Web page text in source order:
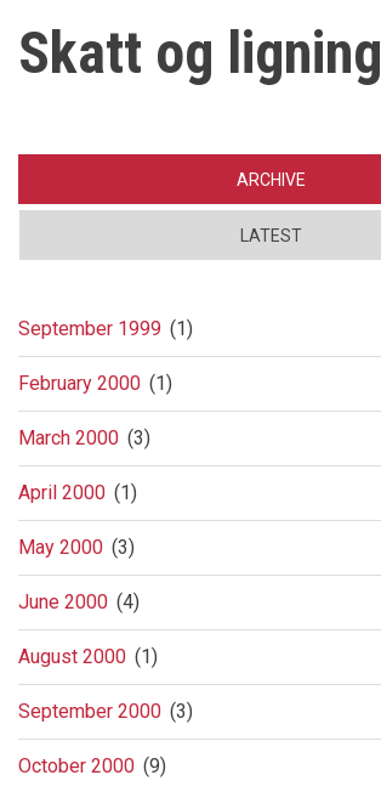
Skatt og ligning
ARCHIVE
LATEST
September 1999 (1)
February 2000 (1)
March 2000 (3)
April 2000 (1)
May 2000 (3)
June 2000 (4)
August 2000 (1)
September 2000 (3)
October 2000 (9)